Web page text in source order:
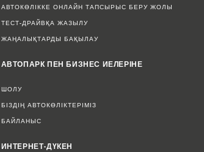
АВТОКӨЛІККЕ ОНЛАЙН ТАПСЫРЫС БЕРУ ЖОЛЫ
ТЕСТ-ДРАЙВҚА ЖАЗЫЛУ
ЖАҢАЛЫҚТАРДЫ БАҚЫЛАУ
АВТОПАРК ПЕН БИЗНЕС ИЕЛЕРІНЕ
ШОЛУ
БІЗДІҢ АВТОКӨЛІКТЕРІМІЗ
БАЙЛАНЫС
ИНТЕРНЕТ-ДҮКЕН